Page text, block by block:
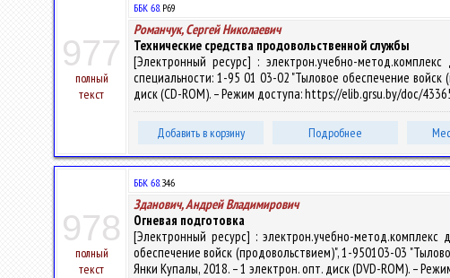
977
полный
текст
ББК 68.Р69
Романчук, Сергей Николаевич
Технические средства продовольственной службы
[Электронный ресурс] : электрон.учебно-
специальности: 1-95 01 03-02 "Тыловое обеспечение войск
диск (CD-ROM). – Режим доступа: https://elib.grsu.by/doc/
Добавить в корзину Подробнее
978
полный
текст
ББК 68.З46
Зданович, Андрей Владимирович
Огневая подготовка
[Электронный ресурс] : электрон.учебно-
обеспечение войск (продовольствием)", 1-950103-03
Янки Купалы, 2018. – 1 электрон. опт. диск (DVD-ROM). –